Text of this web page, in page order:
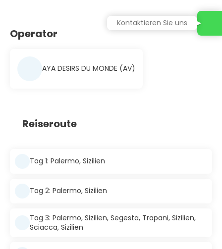
Operator
AYA DESIRS DU MONDE (AV)
Reiseroute
Tag 1: Palermo, Sizilien
Tag 2: Palermo, Sizilien
Tag 3: Palermo, Sizilien, Segesta, Trapani, Sizilien,
Sciacca, Sizilien
Kontaktieren Sie uns